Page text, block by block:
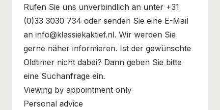
Rufen Sie uns unverbindlich an unter +31
(0)33 3030 734 oder senden Sie eine E-Mail
an info@klassiekaktief.nl. Wir werden Sie
gerne näher informieren. Ist der gewünschte
Oldtimer nicht dabei? Dann geben Sie bitte
eine Suchanfrage ein.
Viewing by appointment only
Personal advice